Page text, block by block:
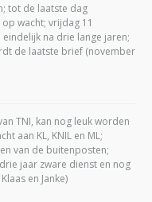
tot de laatste dag
wacht; vrijdag 11
na drie lange jaren;
de laatste brief (november
TNI, kan nog leuk worden
aan KL, KNIL en ML;
van de buitenposten;
jaar zware dienst en nog
en Janke)